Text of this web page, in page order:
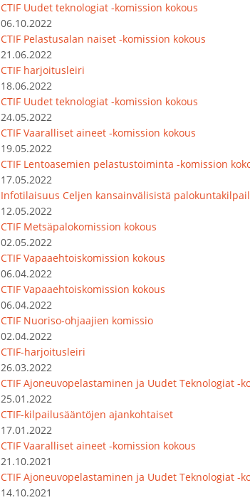
CTIF Uudet teknologiat -komission kokous
06.10.2022
CTIF Pelastusalan naiset -komission kokous
21.06.2022
CTIF harjoitusleiri
18.06.2022
CTIF Uudet teknologiat -komission kokous
24.05.2022
CTIF Vaaralliset aineet -komission kokous
19.05.2022
CTIF Lentoasemien pelastustoiminta -komission
17.05.2022
Infotilaisuus Celjen kansainvälisistä
12.05.2022
CTIF Metsäpalokomission kokous
02.05.2022
CTIF Vapaaehtoiskomission kokous
06.04.2022
CTIF Vapaaehtoiskomission kokous
06.04.2022
CTIF Nuoriso-ohjaajien komissio
02.04.2022
CTIF-harjoitusleiri
26.03.2022
CTIF Ajoneuvopelastaminen ja Uudet Teknologiat -
25.01.2022
CTIF-kilpailusääntöjen ajankohtaiset
17.01.2022
CTIF Vaaralliset aineet -komission kokous
21.10.2021
CTIF Ajoneuvopelastaminen ja Uudet Teknologiat -
14.10.2021